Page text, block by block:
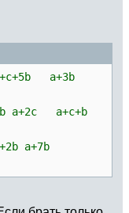
a+3b
a+2c a+c+b
a+7b